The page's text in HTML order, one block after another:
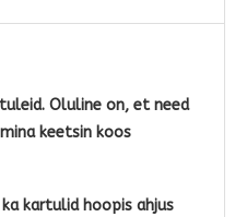
Oluline on, et need
keetsin koos
kartulid hoopis ahjus